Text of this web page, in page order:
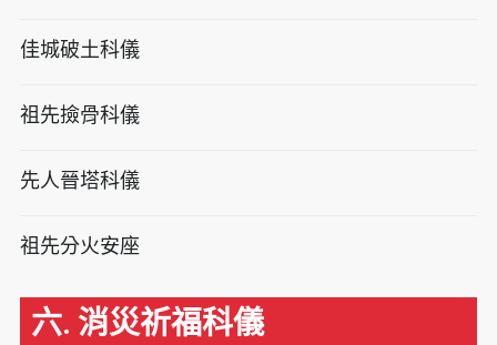
佳城破土科儀
祖先撿骨科儀
先人晉塔科儀
祖先分火安座
六. 消災祈福科儀